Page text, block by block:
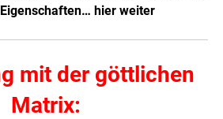
hier weiter
mit der göttlichen
Matrix: